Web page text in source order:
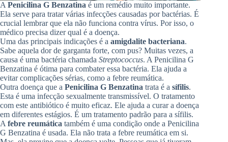
A Penicilina G Benzatina é um remédio muito importante.
Ela serve para tratar várias infecções causadas por bactérias. É
crucial lembrar que ela não funciona contra vírus. Por isso, o
médico precisa dizer qual é a doença.
Uma das principais indicações é a amigdalite bacteriana.
Sabe aquela dor de garganta forte, com pus? Muitas vezes, a
causa é uma bactéria chamada Streptococcus. A Penicilina G
Benzatina é ótima para combater essa bactéria. Ela ajuda a
evitar complicações sérias, como a febre reumática.
Outra doença que a Penicilina G Benzatina trata é a sífilis.
Esta é uma infecção sexualmente transmissível. O tratamento
com este antibiótico é muito eficaz. Ele ajuda a curar a doença
em diferentes estágios. É um tratamento padrão para a sífilis.
A febre reumática também é uma condição onde a Penicilina
G Benzatina é usada. Ela não trata a febre reumática em si.